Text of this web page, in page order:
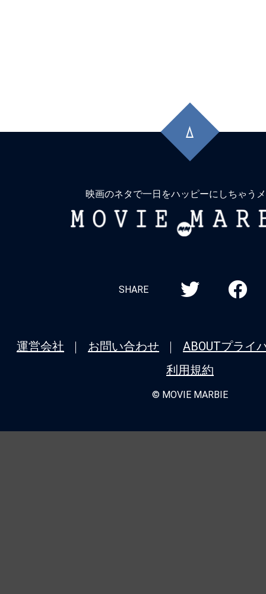
頭
に
映画のネタで一日をハッピーにしちゃう
MOVIE
SHARE
運営会社 お問い合わせ ABOUTプライ
利用規約
© MOVIE MARBIE